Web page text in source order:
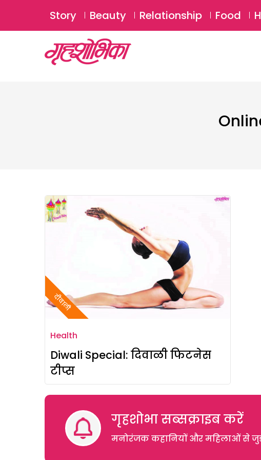
Story Beauty Relationship Food
दीवाली
Health
Diwali Special: दिवाळी फिटनेस
टीप्स
गृहशोभा सब्सक्राइब करें
मनोरंजक कहानियों और महिलाओं से